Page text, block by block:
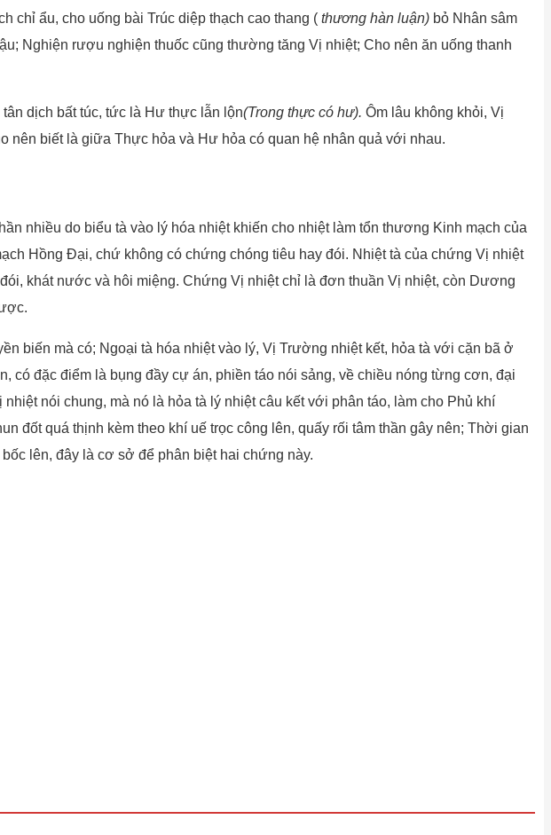
chỉ ẩu, cho uống bài Trúc diệp thạch cao thang ( thương hàn luận) bỏ Nhân sâm
Nghiện rượu nghiện thuốc cũng thường tăng Vị nhiệt; Cho nên ăn uống thanh
dịch bất túc, tức là Hư thực lẫn lộn(Trong thực có hư). Ôm lâu không khỏi, Vị
biết là giữa Thực hỏa và Hư hỏa có quan hệ nhân quả với nhau.
nhiều do biểu tà vào lý hóa nhiệt khiến cho nhiệt làm tổn thương Kinh mạch của
Hồng Đại, chứ không có chứng chóng tiêu hay đói. Nhiệt tà của chứng Vị nhiệt
khát nước và hôi miệng. Chứng Vị nhiệt chỉ là đơn thuần Vị nhiệt, còn Dương
biến mà có; Ngoại tà hóa nhiệt vào lý, Vị Trường nhiệt kết, hỏa tà với cặn bã ở
đặc điểm là bụng đầy cự án, phiền táo nói sảng, về chiều nóng từng cơn, đại
nói chung, mà nó là hỏa tà lý nhiệt câu kết với phân táo, làm cho Phủ khí
đốt quá thịnh kèm theo khí uế trọc công lên, quấy rối tâm thần gây nên; Thời gian
lên, đây là cơ sở để phân biệt hai chứng này.